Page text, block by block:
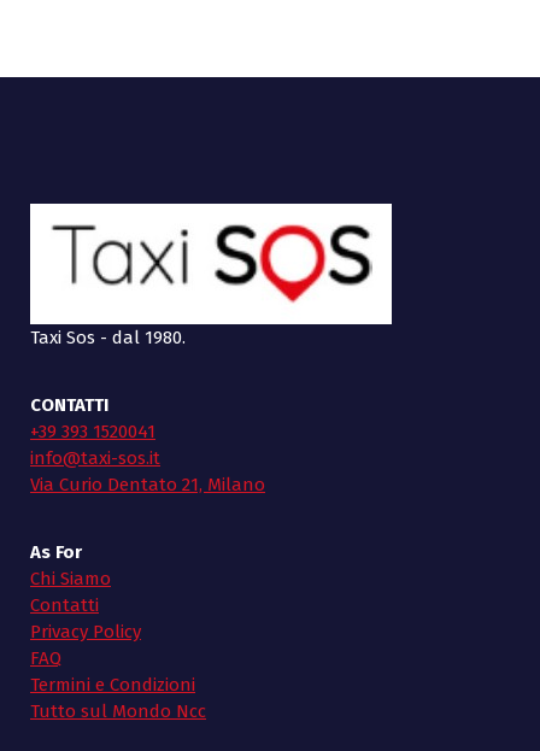
Taxi Sos - dal 1980.
CONTATTI
+39 393 1520041
info@taxi-sos.it
Via Curio Dentato 21, Milano
As For
Chi Siamo
Contatti
Privacy Policy
FAQ
Termini e Condizioni
Tutto sul Mondo Ncc